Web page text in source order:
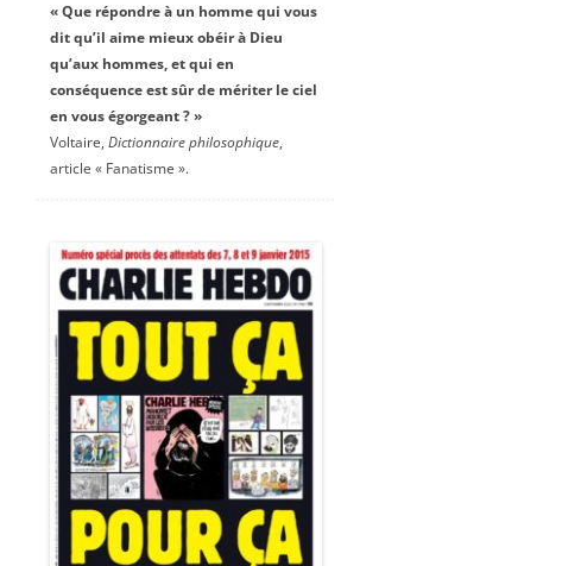
« Que répondre à un homme qui vous
dit qu’il aime mieux obéir à Dieu
qu’aux hommes, et qui en
conséquence est sûr de mériter le ciel
en vous égorgeant ? »
Voltaire, Dictionnaire philosophique,
article « Fanatisme ».